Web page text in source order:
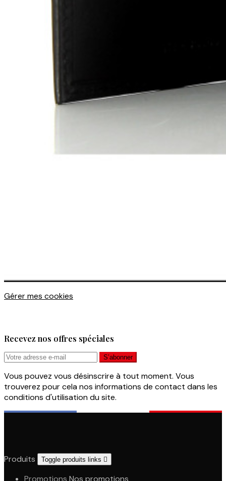
Gérer mes cookies
Recevez nos offres spéciales
Vous pouvez vous désinscrire à tout moment. Vous
trouverez pour cela nos informations de contact dans les
conditions d'utilisation du site.
Produits Toggle produits links 
Promotions Nos promotions